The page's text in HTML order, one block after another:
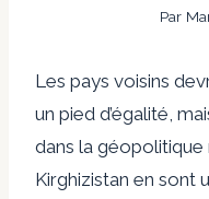
Par
Les pays voisins
un pied d’égalité,
dans la géopolitique
Kirghizistan en sont